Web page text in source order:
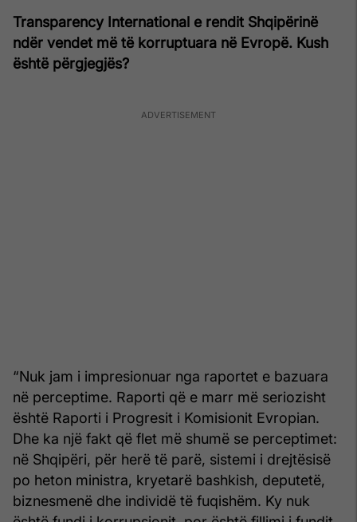
Transparency International e rendit Shqipërinë
ndër vendet më të korruptuara në Evropë. Kush
është përgjegjës?
“Nuk jam i impresionuar nga raportet e bazuara
në perceptime. Raporti që e marr më seriozisht
është Raporti i Progresit i Komisionit Evropian.
Dhe ka një fakt që flet më shumë se perceptimet:
në Shqipëri, për herë të parë, sistemi i drejtësisë
po heton ministra, kryetarë bashkish, deputetë,
biznesmenë dhe individë të fuqishëm. Ky nuk